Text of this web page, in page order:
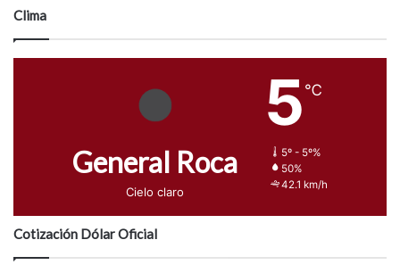
Clima
General Roca
Cielo claro
5 ℃
5º - 5º%
50%
42.1 km/h
Cotización Dólar Oficial